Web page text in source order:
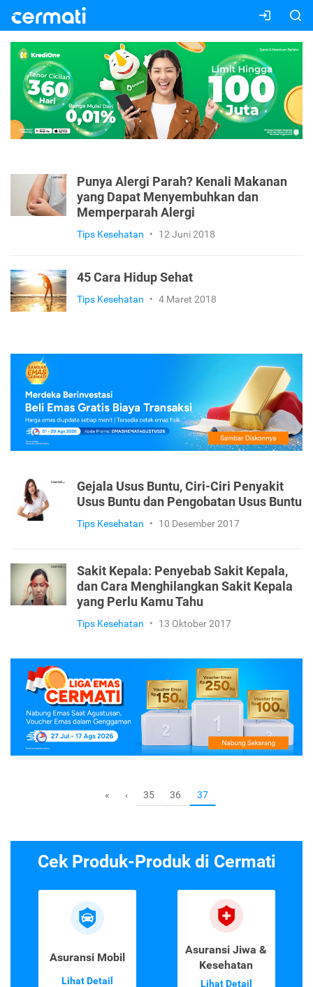
Punya Alergi Parah? Kenali Makanan
yang Dapat Menyembuhkan dan
Memperparah Alergi
Tips Kesehatan • 12 Juni 2018
45 Cara Hidup Sehat
Tips Kesehatan • 4 Maret 2018
Gejala Usus Buntu, Ciri-Ciri Penyakit
Usus Buntu dan Pengobatan Usus Buntu
Tips Kesehatan • 10 Desember 2017
Sakit Kepala: Penyebab Sakit Kepala,
dan Cara Menghilangkan Sakit Kepala
yang Perlu Kamu Tahu
Tips Kesehatan • 13 Oktober 2017
« ‹ 35 36 37
Cek Produk-Produk di Cermati
Asuransi Mobil
Lihat Detail
Asuransi Jiwa &
Kesehatan
Lihat Detail